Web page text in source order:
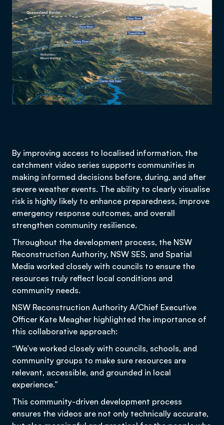
By improving access to localised information, the
catchment video series supports communities in
making informed decisions before, during, and after
severe weather events. The ability to clearly visualise
risk is highly likely to enhance preparedness, improve
emergency response outcomes, and overall
strengthen community resilience.
Throughout the development process, the NSW
Reconstruction Authority, NSW SES, and Spatial
Media worked closely with councils to ensure the
resources truly reflect local conditions and
community needs.
NSW Reconstruction Authority A/Chief Executive
Officer Kate Meagher highlighted the importance of
this collaborative approach:
“We’ve worked closely with councils, schools, and
community groups to make sure resources are
relevant, accessible, and grounded in local
experience.”
This community-driven development process
ensures the videos are not only technically accurate,